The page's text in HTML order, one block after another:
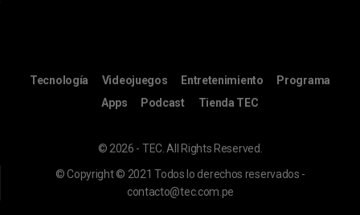
Tecnología Videojuegos Entretenimiento
Programa
Apps
Podcast Tienda TEC
© 2026 - TEC. All Rights Reserved.
© Copyright © 2021 Todos lo derechos reservados -
contacto@tec.com.pe